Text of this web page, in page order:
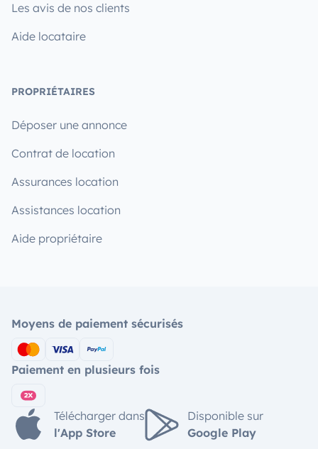
Les avis de nos clients
Aide locataire
PROPRIÉTAIRES
Déposer une annonce
Contrat de location
Assurances location
Assistances location
Aide propriétaire
Moyens de paiement sécurisés
Paiement en plusieurs fois
Télécharger dans
l'App Store
Disponible sur
Google Play